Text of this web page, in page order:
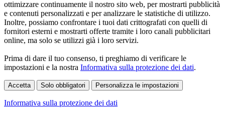
ottimizzare continuamente il nostro sito web, per mostrarti pubblicità
e contenuti personalizzati e per analizzare le statistiche di utilizzo.
Inoltre, possiamo confrontare i tuoi dati crittografati con quelli di
fornitori esterni e mostrarti offerte tramite i loro canali pubblicitari
online, ma solo se utilizzi già i loro servizi.
Prima di dare il tuo consenso, ti preghiamo di verificare le
impostazioni e la nostra Informativa sulla protezione dei dati.
Accetta Solo obbligatori Personalizza le impostazioni
Informativa sulla protezione dei dati